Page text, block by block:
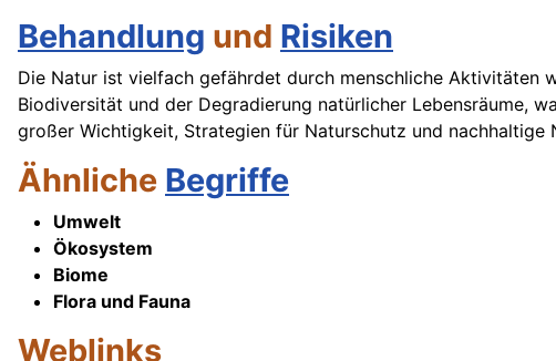
Behandlung und Risiken
Die Natur ist vielfach gefährdet durch menschliche Aktivitäten
Biodiversität und der Degradierung natürlicher Lebensräume,
großer Wichtigkeit, Strategien für Naturschutz und nachhaltige
Ähnliche Begriffe
Umwelt
Ökosystem
Biome
Flora und Fauna
Weblinks